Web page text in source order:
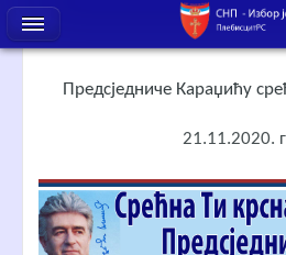
Предсједниче Караџићу
21.11.2020.